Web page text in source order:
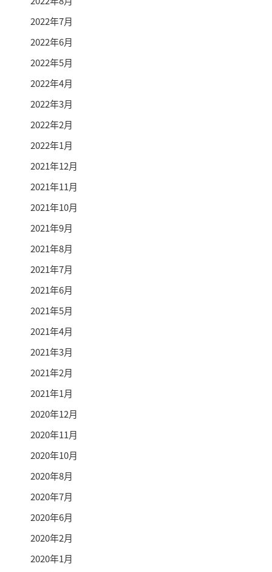
2022年7月
2022年6月
2022年5月
2022年4月
2022年3月
2022年2月
2022年1月
2021年12月
2021年11月
2021年10月
2021年9月
2021年8月
2021年7月
2021年6月
2021年5月
2021年4月
2021年3月
2021年2月
2021年1月
2020年12月
2020年11月
2020年10月
2020年8月
2020年7月
2020年6月
2020年2月
2020年1月